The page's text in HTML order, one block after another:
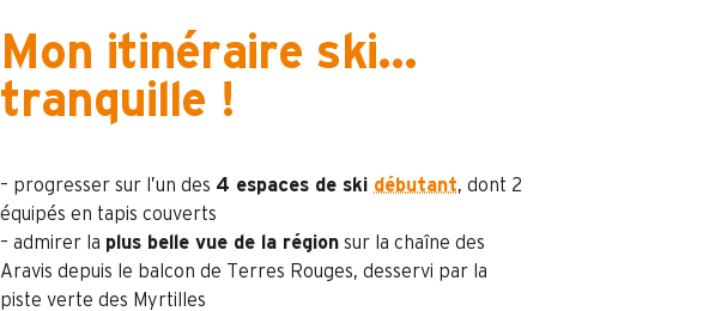
Mon itinéraire ski...
tranquille !
– progresser sur l’un des 4 espaces de ski débutant, dont 2
équipés en tapis couverts
– admirer la plus belle vue de la région sur la chaîne des
Aravis depuis le balcon de Terres Rouges, desservi par la
piste verte des Myrtilles